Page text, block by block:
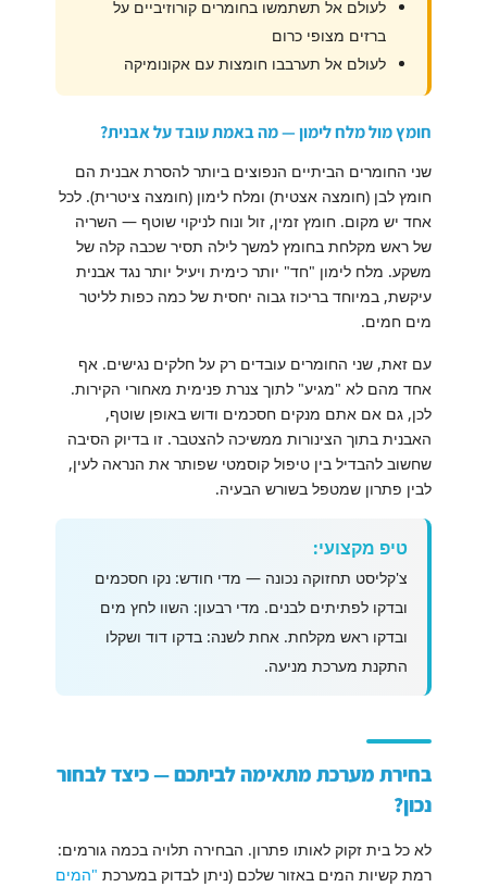
לעולם אל תשתמשו בחומרים קורוזיביים על
ברזים מצופי כרום
לעולם אל תערבבו חומצות עם אקונומיקה
חומץ מול מלח לימון — מה באמת עובד על אבנית?
שני החומרים הביתיים הנפוצים ביותר להסרת אבנית הם
חומץ לבן (חומצה אצטית) ומלח לימון (חומצה ציטרית). לכל
אחד יש מקום. חומץ זמין, זול ונוח לניקוי שוטף — השריה
של ראש מקלחת בחומץ למשך לילה תסיר שכבה קלה של
משקע. מלח לימון "חד" יותר כימית ויעיל יותר נגד אבנית
עיקשת, במיוחד בריכוז גבוה יחסית של כמה כפות לליטר
מים חמים.
עם זאת, שני החומרים עובדים רק על חלקים נגישים. אף
אחד מהם לא "מגיע" לתוך צנרת פנימית מאחורי הקירות.
לכן, גם אם אתם מנקים חסכמים ודוש באופן שוטף,
האבנית בתוך הצינורות ממשיכה להצטבר. זו בדיוק הסיבה
שחשוב להבדיל בין טיפול קוסמטי שפותר את הנראה לעין,
לבין פתרון שמטפל בשורש הבעיה.
טיפ מקצועי:
צ'קליסט תחזוקה נכונה — מדי חודש: נקו חסכמים
ובדקו לפתיתים לבנים. מדי רבעון: השוו לחץ מים
ובדקו ראש מקלחת. אחת לשנה: בדקו דוד ושקלו
התקנת מערכת מניעה.
בחירת מערכת מתאימה לביתכם — כיצד לבחור
נכון?
לא כל בית זקוק לאותו פתרון. הבחירה תלויה בכמה גורמים:
רמת קשיות המים באזור שלכם (ניתן לבדוק במערכת "המים